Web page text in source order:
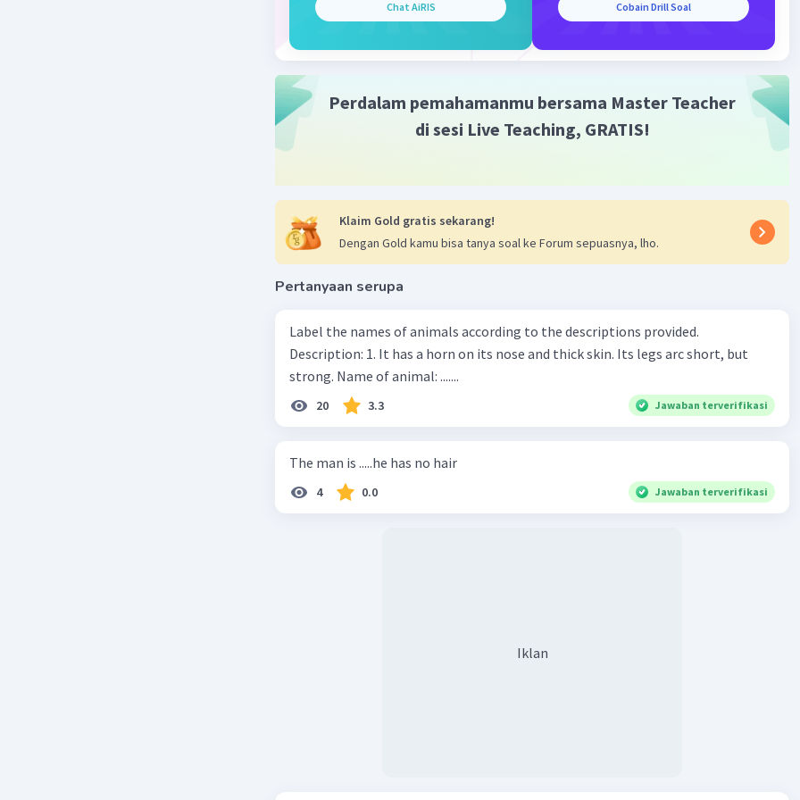
Positive degree adalah sebuah bentuk perbandingan antara dua
degree berupa bentuk standar adjective atau adverb tanpa
perbandingan, positive degree harus digunakan bersama correlative
conjunction as … as.
S + V + as Adjective/Adverb as + S + V
Contoh:
- The task is not as difficult as you imagine. (Tugas tersebut tidak
sesulit yang kamu bayangkan.)
(Badut ini tidak selucu seperti badut yang satunya.)
Jadi, jawabannya adalah "
Chat AiRIS Cobain Drill Soal
Perdalam pemahamanmu bersama Master Teacher
di sesi Live Teaching, GRATIS!
Klaim Gold gratis sekarang!
Dengan Gold kamu bisa tanya soal ke Forum sepuasnya, lho.
Pertanyaan serupa
Label the names of animals according to the descriptions provided.
Description: 1. It has a horn on its nose and thick skin. Its legs arc short, but
strong. Name of animal: .......
20 3.3 Jawaban terverifikasi
The man is .....he has no hair
4 0.0 Jawaban terverifikasi
Iklan